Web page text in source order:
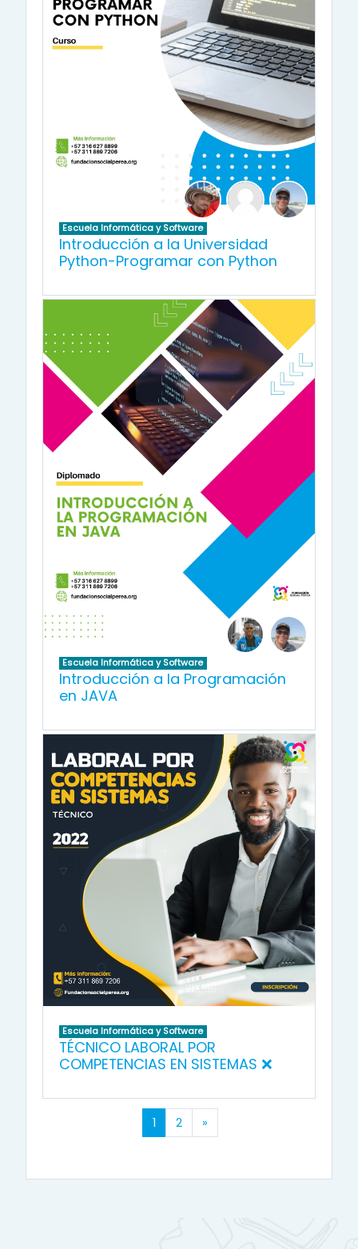
Escuela Informática y Software
Introducción a la Universidad
Python-Programar con Python
Escuela Informática y Software
Introducción a la Programación
en JAVA
Escuela Informática y Software
TÉCNICO LABORAL POR
COMPETENCIAS EN SISTEMAS ❌
1(actual)
2 »